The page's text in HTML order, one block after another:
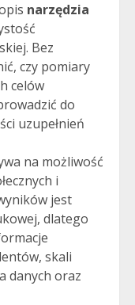
narzędzia
Bez
czy pomiary
celów
do
uzupełnień
na możliwość
i
jest
dlatego
skali
danych oraz